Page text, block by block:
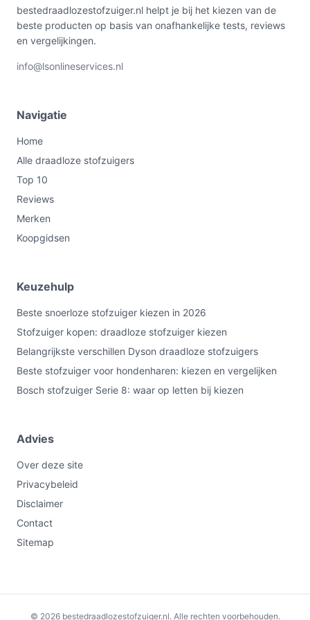
gebruiksgemak met voldoende prestaties voor de
meeste huishoudelijke taken.
bestedraadlozestofzuiger.nl. Kies bewust wat perfect
€346,30 Bekijk op bol.com
bestedraadlozestofzuiger.nl helpt je bij het kiezen van de
beste producten op basis van onafhankelijke tests, reviews
en vergelijkingen.
info@lsonlineservices.nl
Navigatie
Home
Alle draadloze stofzuigers
Top 10
Reviews
Merken
Koopgidsen
Keuzehulp
Beste snoerloze stofzuiger kiezen in 2026
Stofzuiger kopen: draadloze stofzuiger kiezen
Belangrijkste verschillen Dyson draadloze stofzuigers
Beste stofzuiger voor hondenharen: kiezen en vergelijken
Bosch stofzuiger Serie 8: waar op letten bij kiezen
Advies
Over deze site
Privacybeleid
Disclaimer
Contact
Sitemap
© 2026 bestedraadlozestofzuiger.nl. Alle rechten voorbehouden.